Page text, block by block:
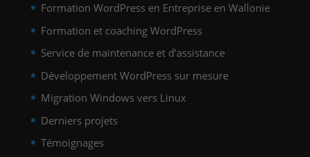
Formation WordPress en Entreprise en Wallonie
Formation et coaching WordPress
Service de maintenance et d’assistance
Développement WordPress sur mesure
Migration Windows vers Linux
Derniers projets
Témoignages